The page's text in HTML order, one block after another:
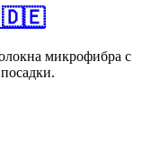
🇩🇪
микрофибра с